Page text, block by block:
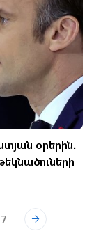
օրերին.